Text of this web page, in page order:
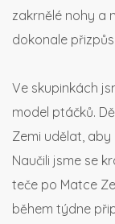
zakrnělé nohy a
dokonale
Ve skupinkách
model ptáčků.
Zemi udělat, aby
Naučili jsme se
teče po Matce
během týdne